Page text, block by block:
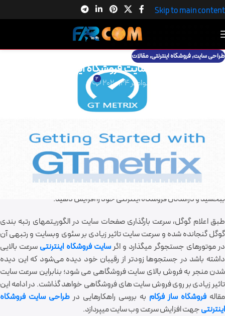
Skip to main content
طراحی سایت,فروشگاه اینترنتی,مقالات
بهینه سازی سرعت سایت فروشگاه اینترنتی
در نوامبر 24, 2020 2
روشهای بهبود سرعت سایت فروشگاه اینترنتی
فروشگاه اینترنتی
ثانیه به طول بکشد کاربران و بازدیدکنندگان از سایت شما خارج خواهند شد و
ترافیک سایت شما به شدت افت خواهد کرد.گروه نرم افزاری فرکام در این مقاله
به شما بهترین راهکارها را برای افزایش سرعت سایت وردپرسی را به طور کامل
معرفی خواهیم کرد تا به کمک آنها بتوانید سرعتسایت فروشگاهی
ببخشید و درآمدتان فروشگاه اینترنتی خود را افزایش دهید.
طبق اعلام گوگل، سرعت بارگذاری صفحات سایت در الگوریتم‎های رتبه بندی
گوگل گنجانده شده و سرعت سایت تاثیر زیادی بر سئوی وب‎سایت و رتبه‎ی آن
در موتورهای جستجوگر می‎گذارد و اگر
سایت فروشگاه اینترنتی سرعت بالایی
داشته باشد در جستجوها زودتر از رقیبان خود دیده می‌شود که این دیده
شدن منجر به فروش بالای سایت فروشگاهی می شود؛ بنابراین سرعت سایت
تاثیر زیادی بر روی فروش سایت های فروشگاهی خواهد گذاشت. در ادامه این
مقاله فروشگاه ساز فرکام به بررسی راهکارهایی در طراحی سایت فروشگاه
اینترنتیجهت افزایش سرعت وب ‎سایت می‎پردازد.